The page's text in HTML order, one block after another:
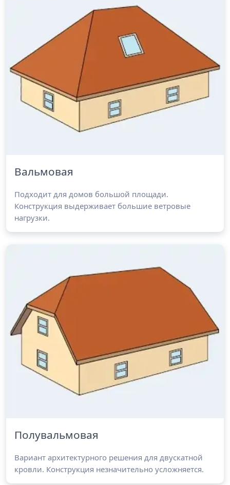
Вальмовая
Подходит для домов большой площади.
Конструкция выдерживает большие ветровые
нагрузки.
Полувальмовая
Вариант архитектурного решения для двускатной
кровли. Конструкция незначительно усложняется.